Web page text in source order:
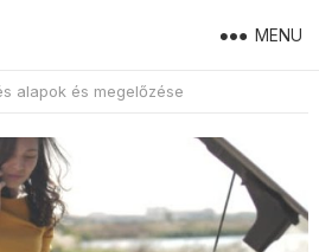
MENU
alapok és megelőzése